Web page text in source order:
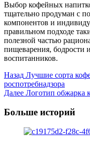
Выбор кофейных
тщательно продуман с
компонентов и
правильном подходе
полезной частью
пищеварения, бодрости
воспитанников.
Post
Navigation
Назад Лучшие сорта
роспотребнадзора
Далее Логотип обжарка
Больше историй